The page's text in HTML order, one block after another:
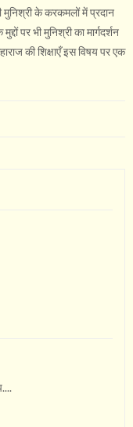
मुनिश्री के करकमलों में प्रदान
पर भी मुनिश्री का मार्गदर्शन
की शिक्षाएँ इस विषय पर एक